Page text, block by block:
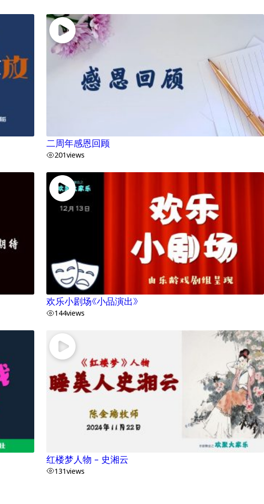
二周年感恩回顾
201views
欢乐小剧场《小品演出》
144views
红楼梦人物 – 史湘云
131views